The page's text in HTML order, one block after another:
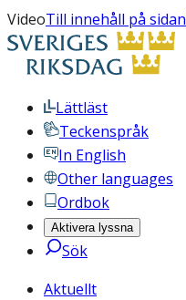
VideoTill innehåll på sidan
Lättläst
Teckenspråk
In English
Other languages
Ordbok
Aktivera lyssna
Sök
Aktuellt